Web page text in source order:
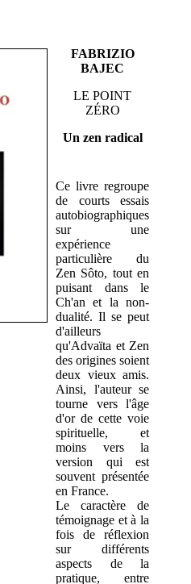
FABRIZIO
BAJEC
LE POINT
ZÉRO
Un zen radical
Ce livre regroupe
de courts essais
autobiographiques
sur une
expérience
particulière du
Zen Sôto, tout en
puisant dans le
Ch'an et la non-
dualité. Il se peut
d'ailleurs
qu'Advaïta et Zen
des origines soient
deux vieux amis.
Ainsi, l'auteur se
tourne vers l'âge
d'or de cette voie
spirituelle, et
moins vers la
version qui est
souvent présentée
en France.
Le caractère de
témoignage et à la
fois de réflexion
sur différents
aspects de la
pratique, entre